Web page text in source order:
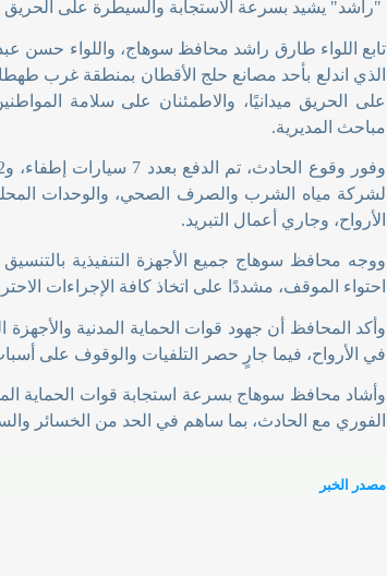
"راشد" يشيد بسرعة الاستجابة والسيطرة على
تابع اللواء طارق راشد محافظ سوهاج، واللواء حسن
الذي اندلع بأحد مصانع حلج الأقطان بمنطقة غرب
على الحريق ميدانيًا، والاطمئنان على سلامة
مباحث المديرية.
لشركة مياه الشرب والصرف الصحي، والوحدات
الأرواح، وجاري أعمال التبريد.
ووجه محافظ سوهاج جميع الأجهزة التنفيذية
احتواء الموقف، مشددًا على اتخاذ كافة الإجراءات
وأكد المحافظ أن جهود قوات الحماية المدنية
في الأرواح، فيما جارٍ حصر التلفيات والوقوف على
وأشاد محافظ سوهاج بسرعة استجابة قوات الحماية
الفوري مع الحادث، بما ساهم في الحد من الخسائر
مصدر الخبر